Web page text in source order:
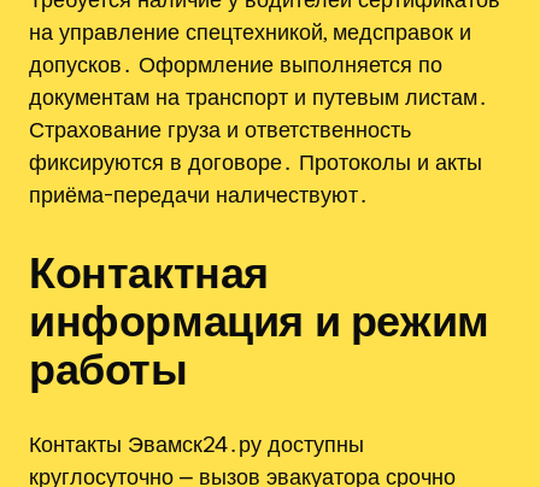
на управление спецтехникой, медсправок и
допусков․ Оформление выполняется по
документам на транспорт и путевым листам․
Страхование груза и ответственность
фиксируются в договоре․ Протоколы и акты
приёма-передачи наличествуют․
Контактная
информация и режим
работы
Контакты Эвамск24․ру доступны
круглосуточно ⎼ вызов эвакуатора срочно